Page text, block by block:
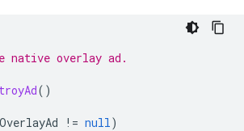
native overlay ad.
()
!= null)